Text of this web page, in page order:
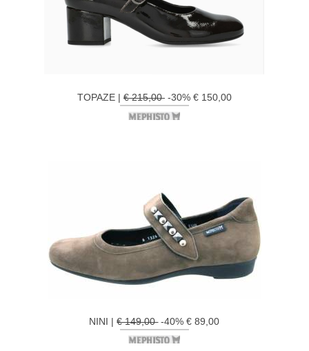
TOPAZE | € 215,00-30% € 150,00
NINI |€ 149,00-40% € 89,00